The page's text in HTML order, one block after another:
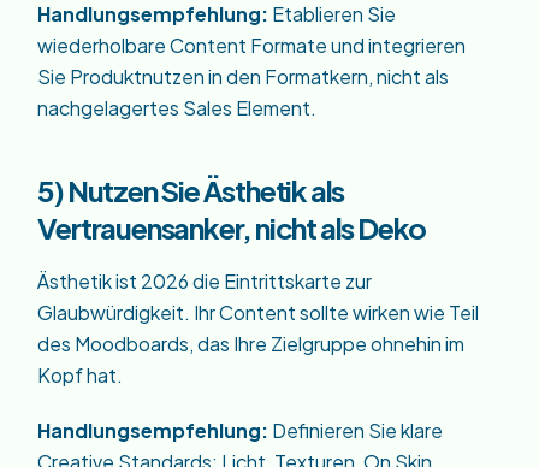
Handlungsempfehlung: Etablieren Sie
wiederholbare Content Formate und integrieren
Sie Produktnutzen in den Formatkern, nicht als
nachgelagertes Sales Element.
5) Nutzen Sie Ästhetik als
Vertrauensanker, nicht als Deko
Ästhetik ist 2026 die Eintrittskarte zur
Glaubwürdigkeit. Ihr Content sollte wirken wie Teil
des Moodboards, das Ihre Zielgruppe ohnehin im
Kopf hat.
Handlungsempfehlung: Definieren Sie klare
Creative Standards: Licht, Texturen, On Skin